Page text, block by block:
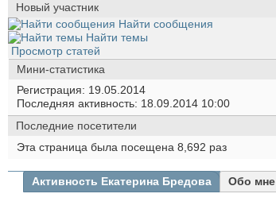
Новый участник
Найти сообщения
Найти темы
Просмотр статей
Мини-статистика
Регистрация
19.05.2014
Последняя активность 18.09.2014 10:00
Последние посетители
Эта страница была посещена 8,692 раз
Активность Екатерина Бредова Обо мне